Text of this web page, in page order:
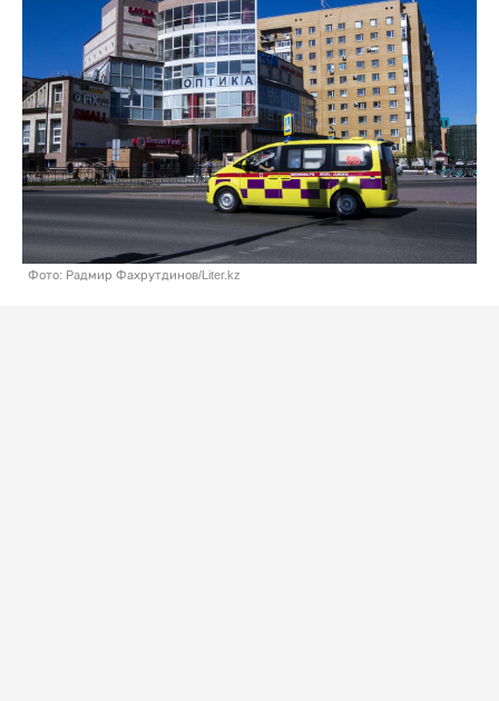
Фото: Радмир Фахрутдинов/Liter.kz